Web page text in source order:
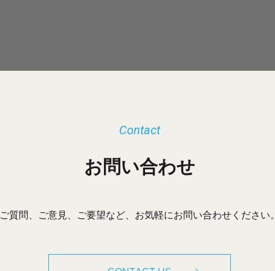
お問い合わせ
Contact
ご質問、ご意見、ご要望など、お気軽にお問い合わせください